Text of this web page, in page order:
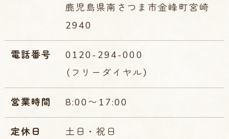
鹿児島県南さつま市金峰町宮崎
2940
電話番号
0120-294-000
（フリーダイヤル）
営業時間 8:00〜17:00
定休日 土日・祝日